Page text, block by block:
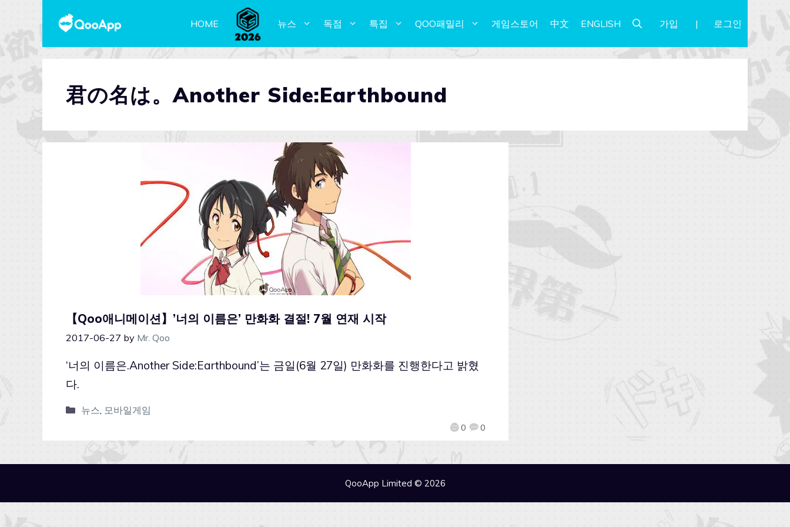
HOME 뉴스 독점 특집 QOO패밀리 게임스토어 中文 ENGLISH 가입 로그인
君の名は。Another Side:Earthbound
【Qoo애니메이션】’너의 이름은’ 만화화 결절! 7월 연재 시작
2017-06-27 by Mr. Qoo
0 0
‘너의 이름은.Another Side:Earthbound’는 금일(6월 27일) 만화화를 진행한다고 밝혔
다.
뉴스, 모바일게임
QooApp Limited © 2026